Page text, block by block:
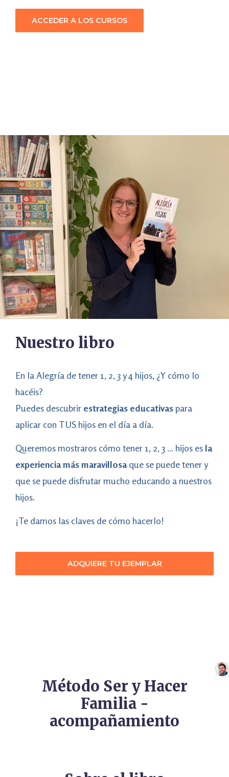
ACCEDER A LOS CURSOS
Nuestro libro
En la Alegría de tener 1, 2, 3 y 4 hijos, ¿Y cómo lo
hacéis?
Puedes descubrir estrategias educativaspara
aplicar con TUS hijos en el día a día.
Queremos mostraros cómo tener 1, 2, 3 … hijos es la
experiencia más maravillosaque se puede tener y
que se puede disfrutar mucho educando a nuestros
hijos.
¡Te damos las claves de cómo hacerlo!
ADQUIERE TU EJEMPLAR
Método Ser y Hacer
Familia -
acompañamiento